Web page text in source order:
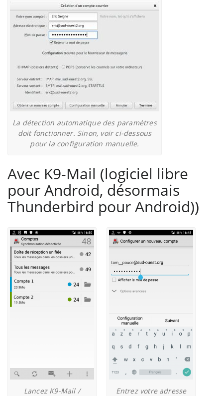
La détection automatique des paramètres
doit fonctionner. Sinon, voir ci-dessous
pour la configuration manuelle.
Avec K9-Mail (logiciel libre
pour Android, désormais
Thunderbird pour Android))
Lancez K9-Mail /
Entrez votre adresse